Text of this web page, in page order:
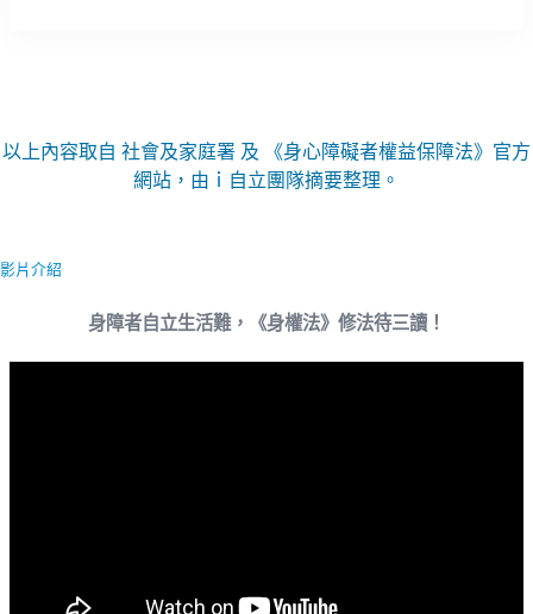
以上內容取自 社會及家庭署 及 《身心障礙者權益保障法》官方
網站，由ｉ自立團隊摘要整理。
影片介紹
身障者自立生活難，《身權法》修法待三讀！